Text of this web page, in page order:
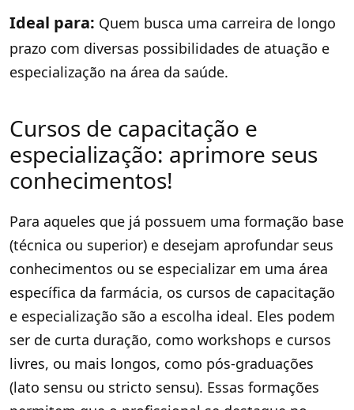
Ideal para: Quem busca uma carreira de longo
prazo com diversas possibilidades de atuação e
especialização na área da saúde.
Cursos de capacitação e
especialização: aprimore seus
conhecimentos!
Para aqueles que já possuem uma formação base
(técnica ou superior) e desejam aprofundar seus
conhecimentos ou se especializar em uma área
específica da farmácia, os cursos de capacitação
e especialização são a escolha ideal. Eles podem
ser de curta duração, como workshops e cursos
livres, ou mais longos, como pós-graduações
(lato sensu ou stricto sensu). Essas formações